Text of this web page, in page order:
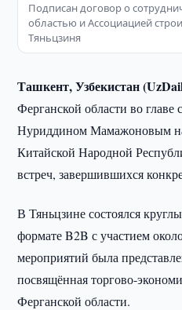
Подписан договор о
областью и Ассоциацией
Тяньцзиня
Ташкент, Узбекистан
Ферганской области во главе
Нуриддином Мамажоновым
Китайской Народной
встреч, завершившихся
В Тяньцзине состоялся
формате B2B с участием
мероприятий была
посвящённая торгово-
Ферганской области.